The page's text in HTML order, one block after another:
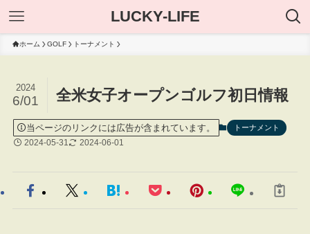
LUCKY-LIFE
ホーム GOLF トーナメント
全米女子オープンゴルフ初日情報
2024
6/01
当ページのリンクには広告が含まれています。 トーナメント
2024-05-31 2024-06-01